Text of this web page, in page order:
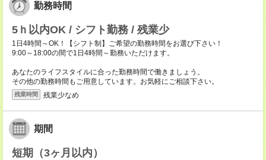
勤務時間
5ｈ以内OK / シフト勤務 / 残業少
1日4時間～OK！【シフト制】ご希望の勤務時間をお選び下さい！
9:00～18:00の間で1日4時間～勤務いただけます。
あなたのライフスタイルに合った勤務時間で働きましょう。
その他の勤務時間もご用意しています。お気軽にご相談下さい。
残業時間 残業少なめ
期間
短期（3ヶ月以内）